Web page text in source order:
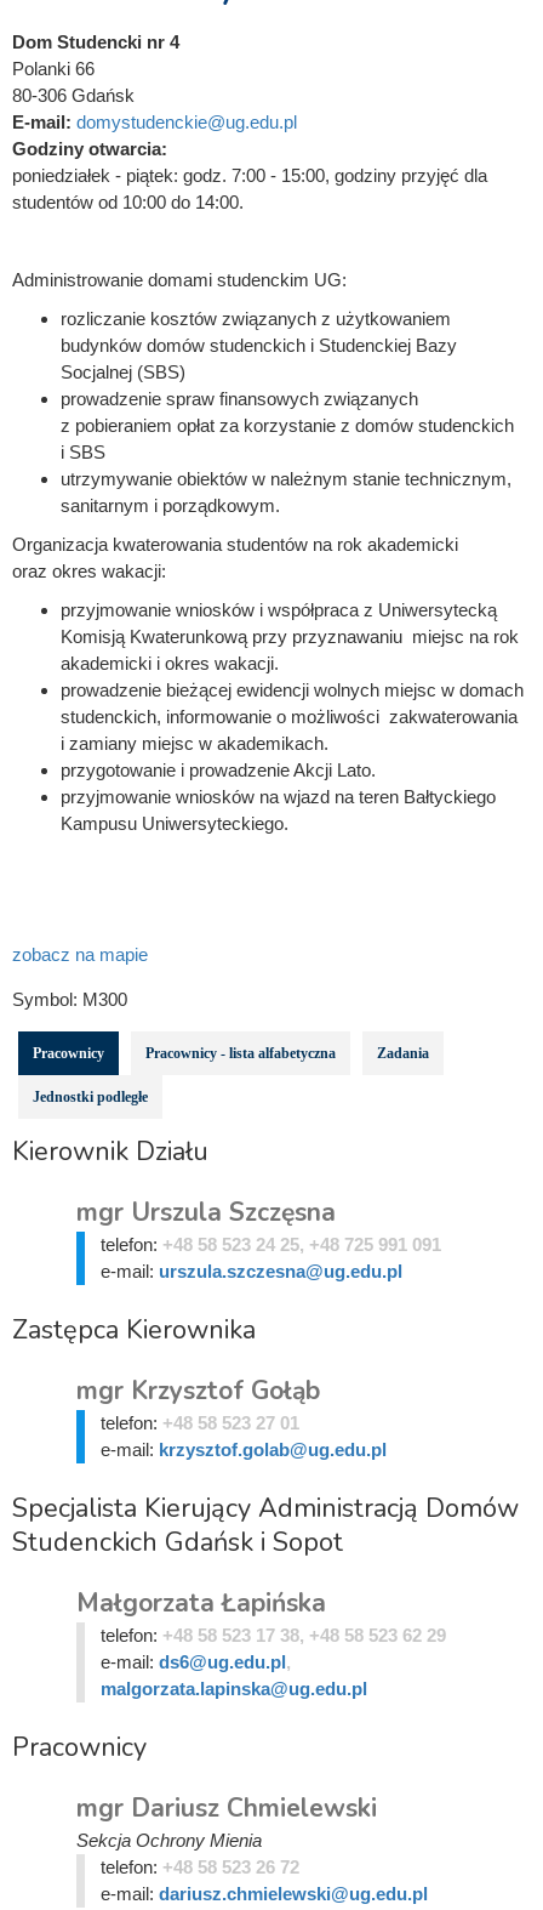
Dom Studencki nr 4
Polanki 66
80-306 Gdańsk
E-mail: domystudenckie@ug.edu.pl
Godziny otwarcia:
poniedziałek - piątek: godz. 7:00 - 15:00, godziny przyjęć dla
studentów od 10:00 do 14:00.
Administrowanie domami studenckim UG:
rozliczanie kosztów związanych z użytkowaniem
budynków domów studenckich i Studenckiej Bazy
Socjalnej (SBS)
prowadzenie spraw finansowych związanych
z pobieraniem opłat za korzystanie z domów studenckich
i SBS
utrzymywanie obiektów w należnym stanie technicznym,
sanitarnym i porządkowym.
Organizacja kwaterowania studentów na rok akademicki
oraz okres wakacji:
przyjmowanie wniosków i współpraca z Uniwersytecką
Komisją Kwaterunkową przy przyznawaniu miejsc na rok
akademicki i okres wakacji.
prowadzenie bieżącej ewidencji wolnych miejsc w domach
studenckich, informowanie o możliwości zakwaterowania
i zamiany miejsc w akademikach.
przygotowanie i prowadzenie Akcji Lato.
przyjmowanie wniosków na wjazd na teren Bałtyckiego
Kampusu Uniwersyteckiego.
zobacz na mapie
Symbol: M300
Pracownicy Pracownicy - lista alfabetyczna Zadania
Jednostki podległe
Kierownik Działu
mgr Urszula Szczęsna
telefon: +48 58 523 24 25, +48 725 991 091
e-mail: urszula.szczesna@ug.edu.pl
Zastępca Kierownika
mgr Krzysztof Gołąb
telefon: +48 58 523 27 01
e-mail: krzysztof.golab@ug.edu.pl
Specjalista Kierujący Administracją Domów
Studenckich Gdańsk i Sopot
Małgorzata Łapińska
telefon: +48 58 523 17 38, +48 58 523 62 29
e-mail: ds6@ug.edu.pl,
malgorzata.lapinska@ug.edu.pl
Pracownicy
mgr Dariusz Chmielewski
Sekcja Ochrony Mienia
telefon: +48 58 523 26 72
e-mail: dariusz.chmielewski@ug.edu.pl